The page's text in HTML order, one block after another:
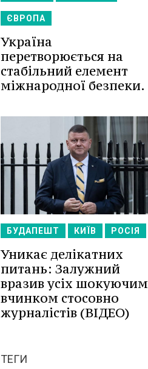
ЄВРОПА
Україна
перетворюється на
стабільний елемент
міжнародної безпеки.
БУДАПЕШТ КИЇВ РОСІЯ
Уникає делікатних
питань: Залужний
вразив усіх шокуючим
вчинком стосовно
журналістів (ВІДЕО)
ТЕГИ